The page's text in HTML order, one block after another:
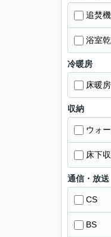
追焚
浴室
冷暖房
床暖房
収納
ウォ
床下
通信・放送
CS
BS